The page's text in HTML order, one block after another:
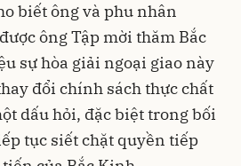
biết ông và phu nhân
ông Tập mời thăm Bắc
sự hòa giải ngoại giao này
đổi chính sách thực chất
dấu hỏi, đặc biệt trong bối
tục siết chặt quyền tiếp